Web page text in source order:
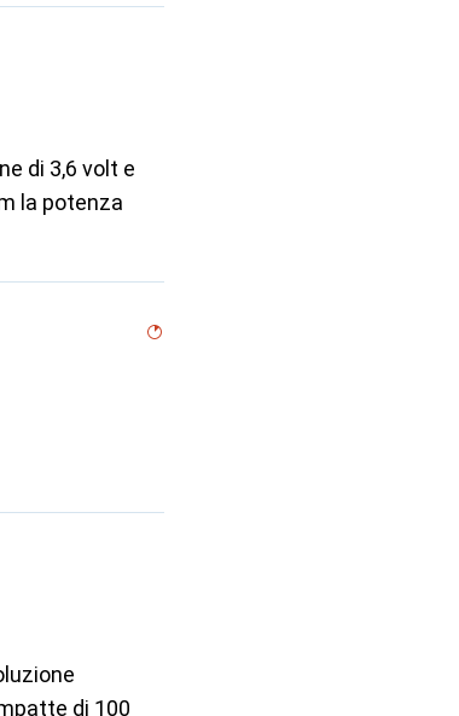
di 3,6 volt e
la potenza
di 100